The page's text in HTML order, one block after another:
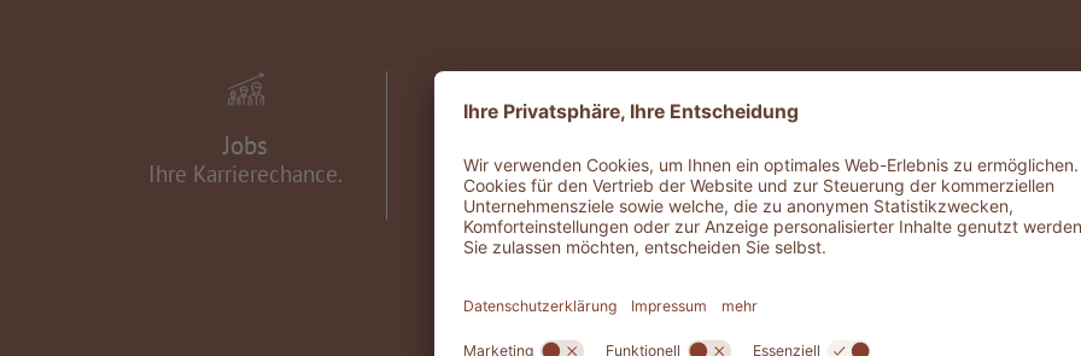
Jobs
Ihre Karrierechance.
Leichtigkeit
verschenken.
Ihre Treue wird
belohnt.